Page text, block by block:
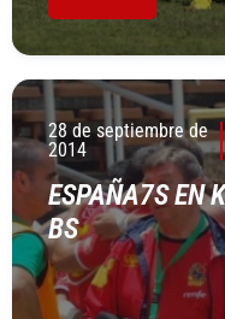
28 de septiembre de
2014
ESPAÑA7S EN
BS